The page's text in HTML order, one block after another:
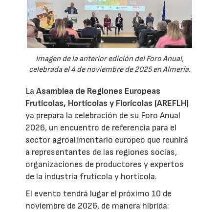
Imagen de la anterior edición del Foro Anual,
celebrada el 4 de noviembre de 2025 en Almería.
LaAsamblea de Regiones Europeas
Frutícolas, Hortícolas y Florícolas (AREFLH)
ya prepara la celebración de su Foro Anual
2026, un encuentro de referencia para el
sector agroalimentario europeo que reunirá
a representantes de las regiones socias,
organizaciones de productores y expertos
de la industria frutícola y hortícola.
El evento tendrá lugar el próximo 10 de
noviembre de 2026, de manera híbrida: